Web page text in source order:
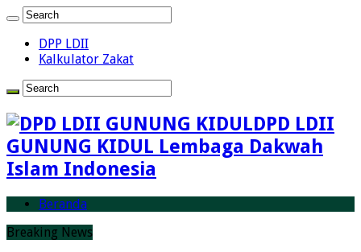
DPP LDII
Kalkulator Zakat
DPD LDII
GUNUNG KIDUL Lembaga Dakwah
Islam Indonesia
Beranda
Breaking News